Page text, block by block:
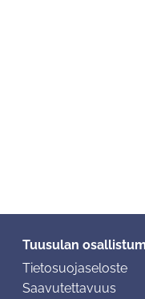
Tuusulan
Tietosuojaseloste
Saavutettavuus